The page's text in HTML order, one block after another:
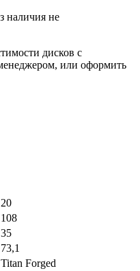
наличия не
дисков с
или оформить
20
108
35
73,1
Titan Forged